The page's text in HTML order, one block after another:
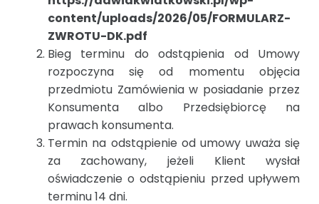
content/uploads/2026/05/FORMULARZ-
ZWROTU-DK.pdf
Bieg terminu do odstąpienia od Umowy
rozpoczyna się od momentu objęcia
przedmiotu Zamówienia w posiadanie przez
Konsumenta albo Przedsiębiorcę na
prawach konsumenta.
Termin na odstąpienie od umowy uważa się
za zachowany, jeżeli Klient wysłał
oświadczenie o odstąpieniu przed upływem
terminu 14 dni.